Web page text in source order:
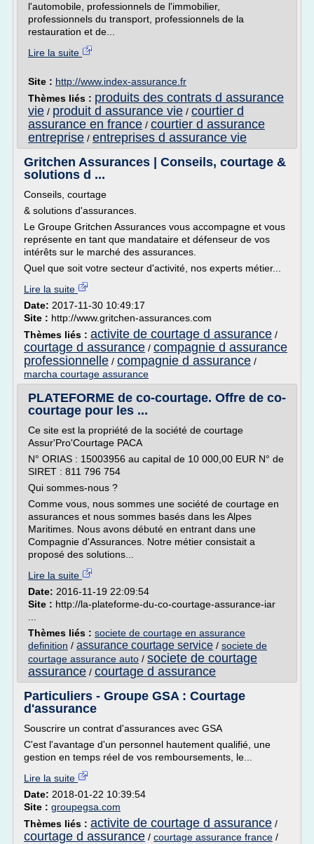
l'automobile, professionnels de l'immobilier,
professionnels du transport, professionnels de la
restauration et de...
Lire la suite
Site : http://www.index-assurance.fr
Thèmes liés : produits des contrats d assurance
vie / produit d assurance vie / courtier d
assurance en france / courtier d assurance
entreprise / entreprises d assurance vie
Gritchen Assurances | Conseils, courtage &
solutions d ...
Conseils, courtage
& solutions d'assurances.
Le Groupe Gritchen Assurances vous accompagne et vous
représente en tant que mandataire et défenseur de vos
intérêts sur le marché des assurances.
Quel que soit votre secteur d'activité, nos experts métier...
Lire la suite
Date: 2017-11-30 10:49:17
Site : http://www.gritchen-assurances.com
Thèmes liés : activite de courtage d assurance /
courtage d assurance / compagnie d assurance
professionnelle / compagnie d assurance /
marcha courtage assurance
PLATEFORME de co-courtage. Offre de co-
courtage pour les ...
Ce site est la propriété de la société de courtage
Assur'Pro'Courtage PACA
N° ORIAS : 15003956 au capital de 10 000,00 EUR N° de
SIRET : 811 796 754
Qui sommes-nous ?
Comme vous, nous sommes une société de courtage en
assurances et nous sommes basés dans les Alpes
Maritimes. Nous avons débuté en entrant dans une
Compagnie d'Assurances. Notre métier consistait a
proposé des solutions...
Lire la suite
Date: 2016-11-19 22:09:54
Site : http://la-plateforme-du-co-courtage-assurance-iar
Thèmes liés : societe de courtage en assurance
definition / assurance courtage service / societe de
courtage assurance auto / societe de courtage
assurance / courtage d assurance
Particuliers - Groupe GSA : Courtage
d'assurance
Souscrire un contrat d'assurances avec GSA
C'est l'avantage d'un personnel hautement qualifié, une
gestion en temps réel de vos remboursements, le...
Lire la suite
Date: 2018-01-22 10:39:54
Site : groupegsa.com
Thèmes liés : activite de courtage d assurance /
courtage d assurance / courtage assurance france /